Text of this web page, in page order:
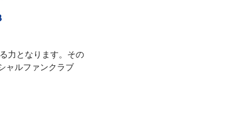
力となります。その
ャルファンクラブ